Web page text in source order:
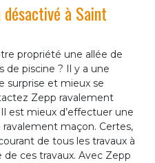
à Saint
propriété une allée de
de piscine ? Il y a une
surprise et mieux se
Zepp ravalement
est mieux d’effectuer une
maçon. Certes,
de tous les travaux à
ces travaux. Avec Zepp